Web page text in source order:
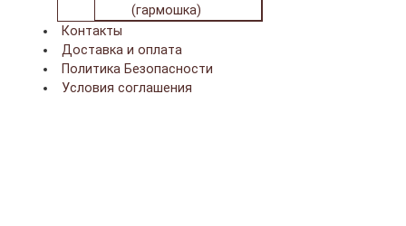
(гармошка)
Контакты
Доставка и оплата
Политика Безопасности
Условия соглашения